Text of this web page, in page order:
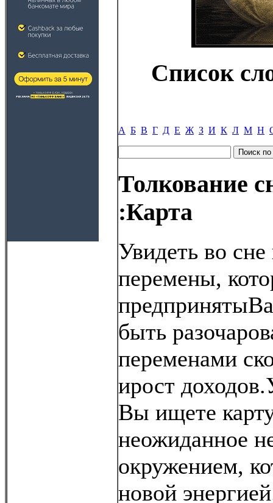
Список
А Б В Г Д Е Ж З И К Л М Н
Толкование
:Карта
Увидеть во сне
перемены,
быть
переменами
ирост
Вы ищете
неожиданное
окружением,
новой